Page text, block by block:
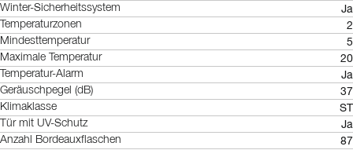
Winter-Sicherheitssystem Ja
Temperaturzonen 2
Mindesttemperatur 5
Maximale Temperatur 20
Temperatur-Alarm Ja
Geräuschpegel (dB) 37
Klimaklasse ST
Tür mit UV-Schutz Ja
Anzahl Bordeauxflaschen 87